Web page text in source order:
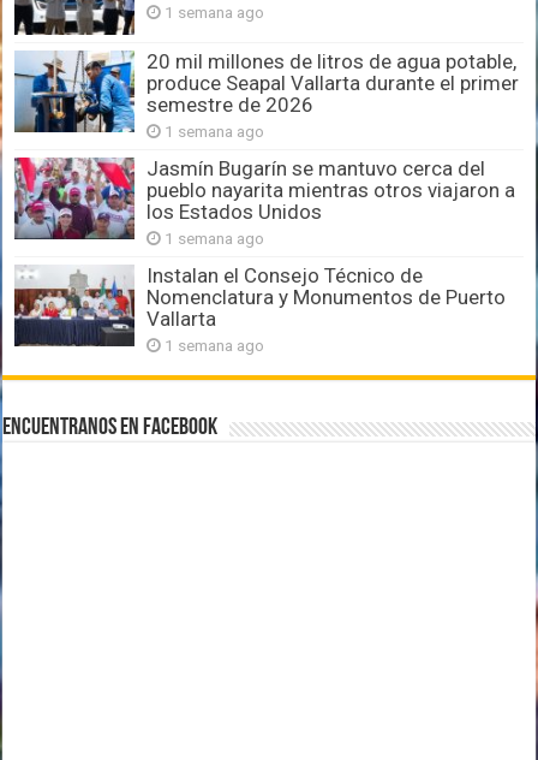
1 semana ago
20 mil millones de litros de agua potable,
produce Seapal Vallarta durante el primer
semestre de 2026
1 semana ago
Jasmín Bugarín se mantuvo cerca del
pueblo nayarita mientras otros viajaron a
los Estados Unidos
1 semana ago
Instalan el Consejo Técnico de
Nomenclatura y Monumentos de Puerto
Vallarta
1 semana ago
Encuentranos en Facebook